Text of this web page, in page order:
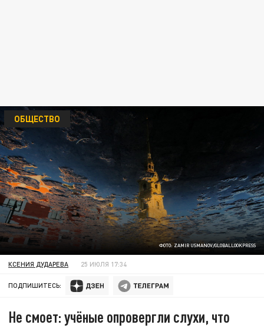
ФОТО: ZAMIR USMANOV/GLOBALLOOKPRESS
ОБЩЕСТВО
КСЕНИЯ ДУДАРЕВА 25 ИЮЛЯ 17:34
ПОДПИШИТЕСЬ:
Не смоет: учёные опровергли слухи, что